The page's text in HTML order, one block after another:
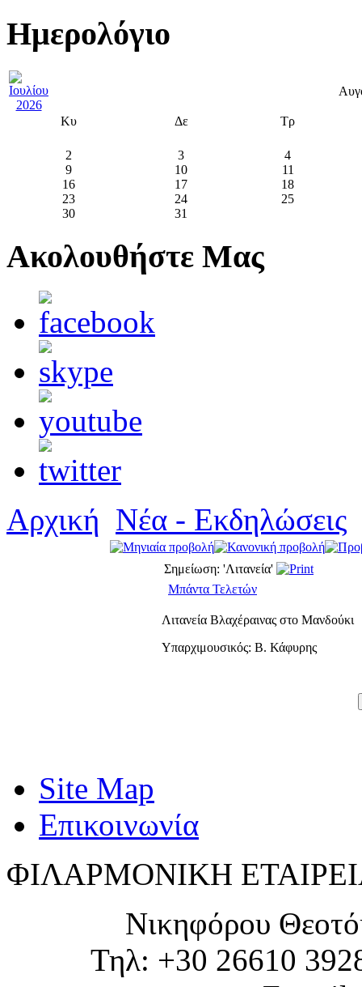
Ημερολόγιο
Κυ Δε Τρ
2 3
4
9
10
11
16
17
18
23
24
25
30
31
Ακολουθήστε Μας
Αρχική Νέα - Εκδηλώσεις
Σημείωση: 'Λιτανεία'
Μπάντα Τελετών
Λιτανεία Βλαχέραινας στο Μανδούκι
Υπαρχιμουσικός: Β. Κάφυρης
Site Map
Επικοινωνία
ΦΙΛΑΡΜΟΝΙΚΗ
Νικηφόρου
Τηλ: +30 26610